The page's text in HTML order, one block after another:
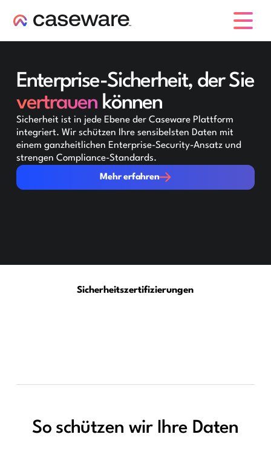
Enterprise-Sicherheit, der Sie
vertrauen können
Sicherheit ist in jede Ebene der Caseware Plattform
integriert. Wir schützen Ihre sensibelsten Daten mit
einem ganzheitlichen Enterprise-Security-Ansatz und
strengen Compliance-Standards.
Mehr erfahren
Mehr erfahren
Sicherheitszertifizierungen
So schützen wir Ihre Daten